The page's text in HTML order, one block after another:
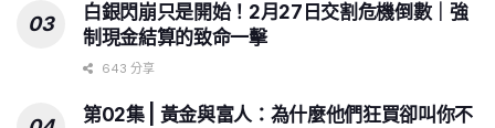
白銀閃崩只是開始！2月27日交割危機倒數｜強
制現金結算的致命一擊
643 分享
第02集 | 黃金與富人：為什麼他們狂買卻叫你不